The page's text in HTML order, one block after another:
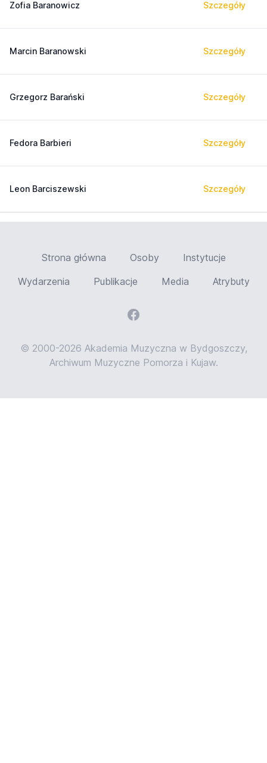
Zofia Baranowicz Szczegóły
Marcin Baranowski Szczegóły
Grzegorz Barański Szczegóły
Fedora Barbieri Szczegóły
Leon Barciszewski Szczegóły
Strona główna Osoby
Instytucje
Wydarzenia
Publikacje Media Atrybuty
© 2000-2026 Akademia Muzyczna w Bydgoszczy,
Archiwum Muzyczne Pomorza i Kujaw.